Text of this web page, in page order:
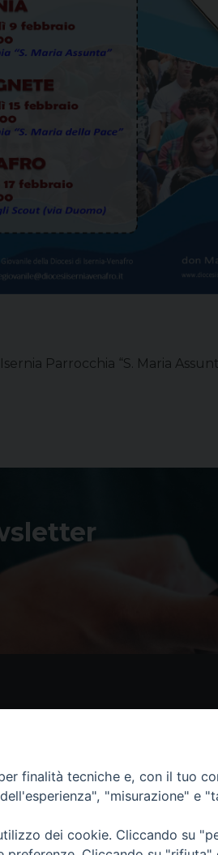
Parrocchia “S. Maria
Piazza Andrea D'Isernia, 2
86170 Isernia
086550849
finalità tecniche e, con il tuo
"misurazione" e
dei cookie. Cliccando su